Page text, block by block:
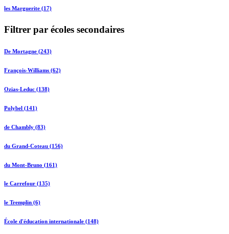
les Marguerite (17)
Filtrer par écoles secondaires
De Mortagne (243)
François-Williams (62)
Ozias-Leduc (138)
Polybel (141)
de Chambly (83)
du Grand-Coteau (156)
du Mont-Bruno (161)
le Carrefour (135)
le Tremplin (6)
École d'éducation internationale (148)